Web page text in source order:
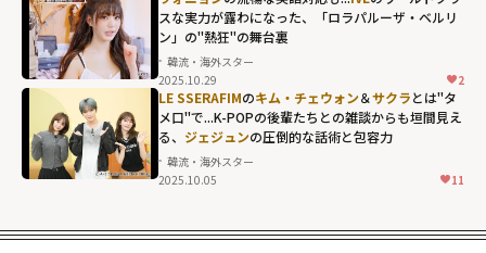
方" width="304"
height="203"
loading="lazy"
fetchpriority="h
igh">
loading="lazy"
fetchpriority="h
igh">
スな実力が露わになった、「ロラパルーザ・ベルリ
ン」の"熱狂"の舞台裏
韓流・海外スター
2025.10.29
2
容力"
LE SSERAFIMのキム・チェウォン＆サクラとは"タ
メ口"で...K-POPの後輩たちとの雑談からも垣間見え
る、 ジェジュンの圧倒的な話術と包容力
韓流・海外スター
2025.10.05
11